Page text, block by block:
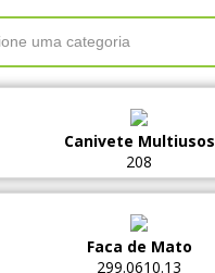
Canivete Multiusos
208
Faca de Mato
299.0610.13